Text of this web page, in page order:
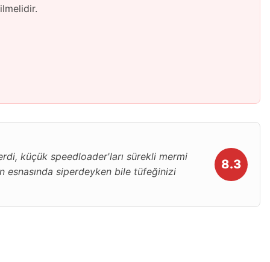
küçük speedloader'ları sürekli mermi
esnasında siperdeyken bile tüfeğinizi
8.3